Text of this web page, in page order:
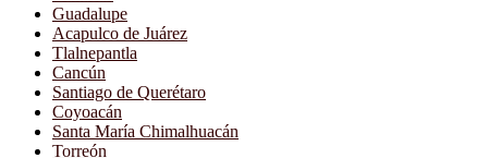
Guadalupe
Acapulco de Juárez
Tlalnepantla
Cancún
Santiago de Querétaro
Coyoacán
Santa María Chimalhuacán
Torreón